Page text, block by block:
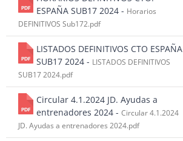
ESPAÑA SUB17 2024 - Horarios
DEFINITIVOS Sub172.pdf
LISTADOS DEFINITIVOS CTO ESPAÑA
SUB17 2024 - LISTADOS DEFINITIVOS
SUB17 2024.pdf
Circular 4.1.2024 JD. Ayudas a
entrenadores 2024 - Circular 4.1.2024
JD. Ayudas a entrenadores 2024.pdf